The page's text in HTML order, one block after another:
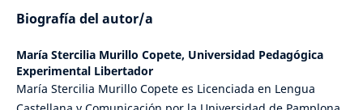
Biografía del autor/a
María Stercilia Murillo Copete, Universidad Pedagógica
Experimental Libertador
María Stercilia Murillo Copete es Licenciada en Lengua